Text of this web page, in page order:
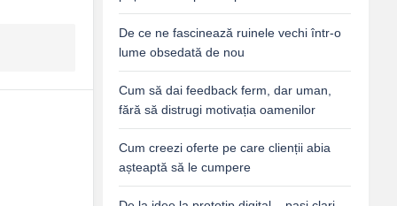
De ce ne fascinează ruinele vechi într-o
lume obsedată de nou
Cum să dai feedback ferm, dar uman,
fără să distrugi motivația oamenilor
Cum creezi oferte pe care clienții abia
așteaptă să le cumpere